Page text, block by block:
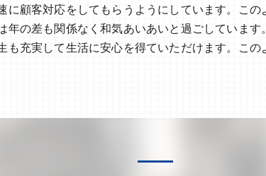
顧客対応をしてもらうようにしています。こ
の差も関係なく和気あいあいと過ごしていま
充実して生活に安心を得ていただけます。こ